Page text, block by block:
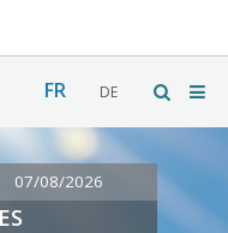
FR DE
07/08/2026